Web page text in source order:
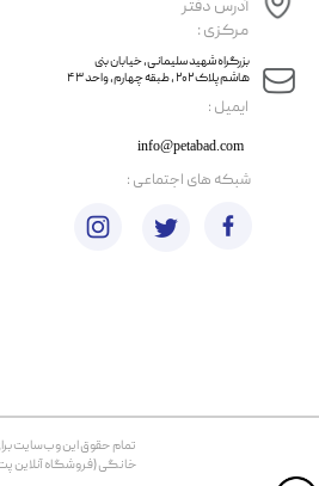
​ایمیل :
آدرس دفتر
مرکزی :
info@petabad.com
​​بزرگراه شهید سلیمانی، خیابان بنی
هاشم پلاک ۲۰۲ ، طبقه چهارم، واحد ۴۳
تمام حقوق اين وب‌سايت
خانگی (فروشگاه آنلاین پت آباد)
​شبکه های اجتماعی :